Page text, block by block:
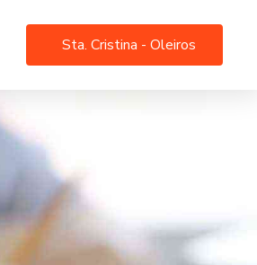
Sta. Cristina - Oleiros